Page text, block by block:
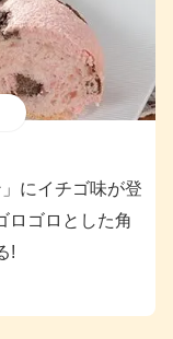
にイチゴ味が登
ロゴロとした角
!